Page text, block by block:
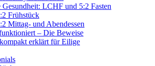
Gesundheit: LCHF und 5:2 Fasten
Frühstück
Mittag- und Abendessen
– Die Beweise
erklärt für Eilige